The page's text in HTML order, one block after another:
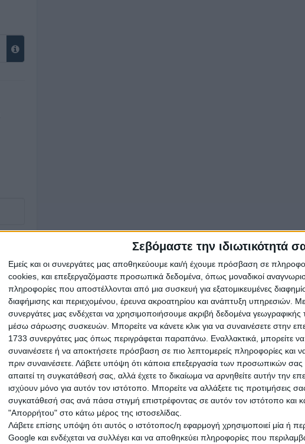
Σεβόμαστε την ιδιωτικότητά
Εμείς και οι συνεργάτες μας αποθηκεύουμε και/ή έχουμε πρόσβαση σε
cookies, και επεξεργαζόμαστε προσωπικά δεδομένα, όπως μοναδικοί
πληροφορίες που αποστέλλονται από μια συσκευή για εξατομικευμένες
διαφήμισης και περιεχομένου, έρευνα ακροατηρίου και ανάπτυξη υπηρεσιών.
συνεργάτες μας ενδέχεται να χρησιμοποιήσουμε ακριβή δεδομένα γεωγραφικής
μέσω σάρωσης συσκευών. Μπορείτε να κάνετε κλικ για να συναινέσετε στην
1733 συνεργάτες μας όπως περιγράφεται παραπάνω. Εναλλακτικά, μπορείτε να
συναινέσετε ή να αποκτήσετε πρόσβαση σε πιο λεπτομερείς πληροφορίες και
πριν συναινέσετε. Λάβετε υπόψη ότι κάποια επεξεργασία των προσωπικών σας
απαιτεί τη συγκατάθεσή σας, αλλά έχετε το δικαίωμα να αρνηθείτε αυτήν την
ισχύουν μόνο για αυτόν τον ιστότοπο. Μπορείτε να αλλάξετε τις προτιμήσεις
συγκατάθεσή σας ανά πάσα στιγμή επιστρέφοντας σε αυτόν τον ιστότοπο και
"Απορρήτου" στο κάτω μέρος της ιστοσελίδας.
Λάβετε επίσης υπόψη ότι αυτός ο ιστότοπος/η εφαρμογή χρησιμοποιεί μία ή
Google και ενδέχεται να συλλέγει και να αποθηκεύει πληροφορίες που